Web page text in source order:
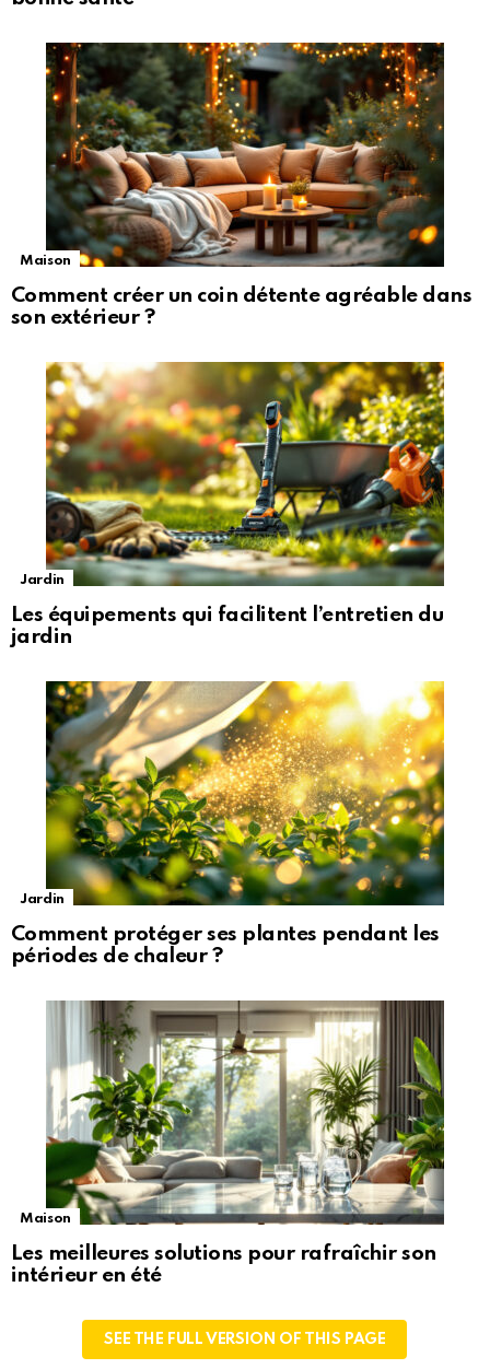
Maison
Comment créer un coin détente agréable dans
son extérieur ?
Jardin
Les équipements qui facilitent l’entretien du
jardin
Jardin
Comment protéger ses plantes pendant les
périodes de chaleur ?
Maison
Les meilleures solutions pour rafraîchir son
intérieur en été
SEE THE FULL VERSION OF THIS PAGE